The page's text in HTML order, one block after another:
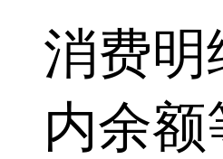
消费明
内余额